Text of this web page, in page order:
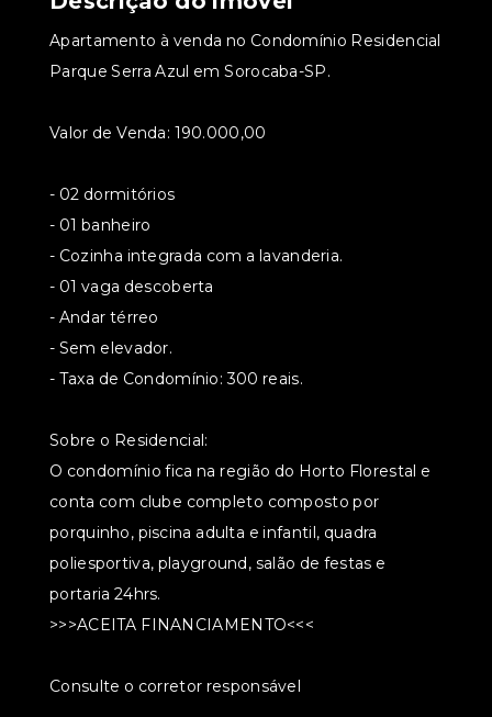
Apartamento à venda no Condomínio Residencial
Parque Serra Azul em Sorocaba-SP.
Valor de Venda: 190.000,00
- 02 dormitórios
- 01 banheiro
- Cozinha integrada com a lavanderia.
- 01 vaga descoberta
- Andar térreo
- Sem elevador.
- Taxa de Condomínio: 300 reais.
Sobre o Residencial:
O condomínio fica na região do Horto Florestal e
conta com clube completo composto por
porquinho, piscina adulta e infantil, quadra
poliesportiva, playground, salão de festas e
portaria 24hrs.
>>>ACEITA FINANCIAMENTO<<<
Consulte o corretor responsável